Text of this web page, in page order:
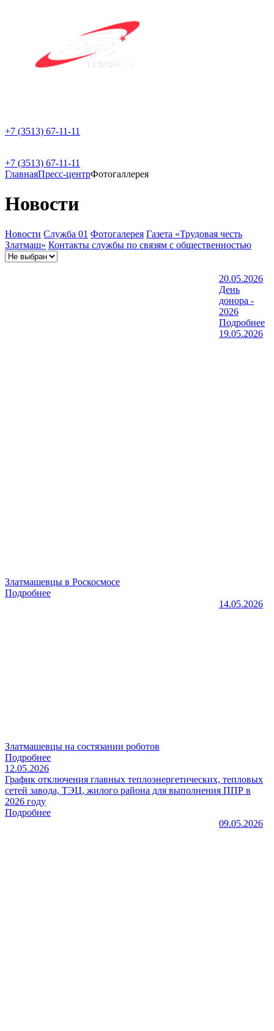
+7 (3513) 67-11-11
+7 (3513) 67-11-11
ГлавнаяПресс-центрФотогаллерея
Новости
Новости Служба 01 Фотогалерея Газета «Трудовая честь
Златмаш» Контакты службы по связям с общественностью
20.05.2026
День
донора -
2026
Подробнее
19.05.2026
Златмашевцы в Роскосмосе
Подробнее
14.05.2026
Златмашевцы на состязании роботов
Подробнее
12.05.2026
График отключения главных теплоэнергетических, тепловых
сетей завода, ТЭЦ, жилого района для выполнения ППР в
2026 году
Подробнее
09.05.2026